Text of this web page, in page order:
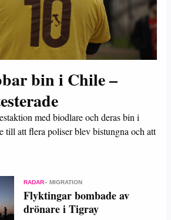
bin i Chile –
med biodlare och deras bin i
till att flera poliser blev bistungna och att
RADAR– MIGRATION
Flyktingar bombade av
drönare i Tigray